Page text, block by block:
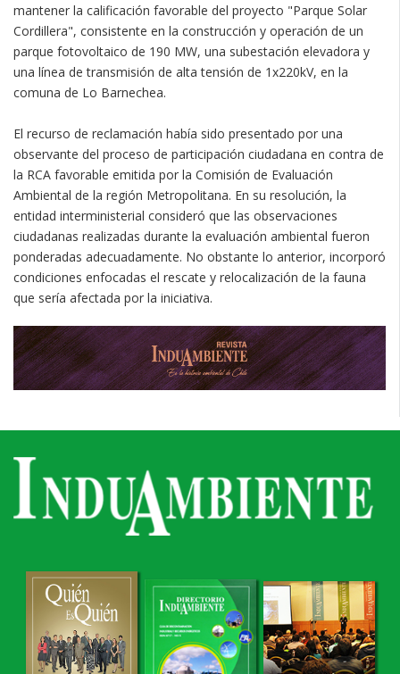
mantener la calificación favorable del proyecto "Parque Solar
Cordillera", consistente en la construcción y operación de un
parque fotovoltaico de 190 MW, una subestación elevadora y
una línea de transmisión de alta tensión de 1x220kV, en la
comuna de Lo Barnechea.
El recurso de reclamación había sido presentado por una
observante del proceso de participación ciudadana en contra de
la RCA favorable emitida por la Comisión de Evaluación
Ambiental de la región Metropolitana. En su resolución, la
entidad interministerial consideró que las observaciones
ciudadanas realizadas durante la evaluación ambiental fueron
ponderadas adecuadamente. No obstante lo anterior, incorporó
condiciones enfocadas el rescate y relocalización de la fauna
que sería afectada por la iniciativa.